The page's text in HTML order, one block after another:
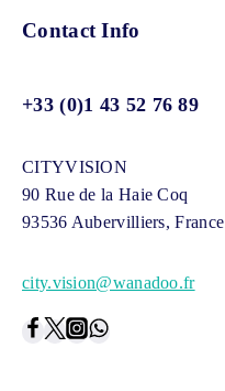
Contact Info
+33 (0)1 43 52 76 89
CITYVISION
90 Rue de la Haie Coq
93536 Aubervilliers, France
city.vision@wanadoo.fr